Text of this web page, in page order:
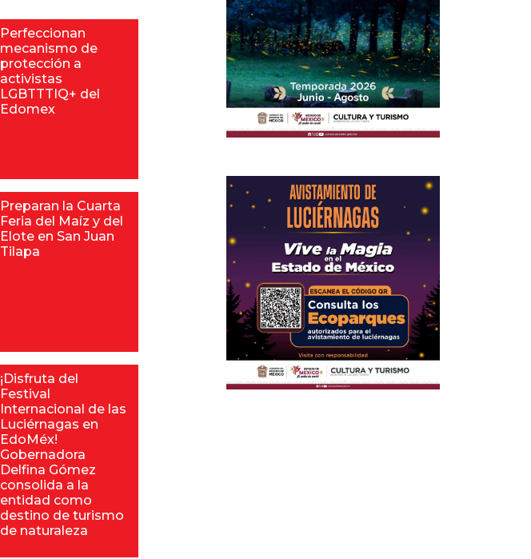
Perfeccionan
mecanismo de
protección a
activistas
LGBTTTIQ+ del
Edomex
Preparan la Cuarta
Feria del Maíz y del
Elote en San Juan
Tilapa
¡Disfruta del
Festival
Internacional de las
Luciérnagas en
EdoMéx!
Gobernadora
Delfina Gómez
consolida a la
entidad como
destino de turismo
de naturaleza